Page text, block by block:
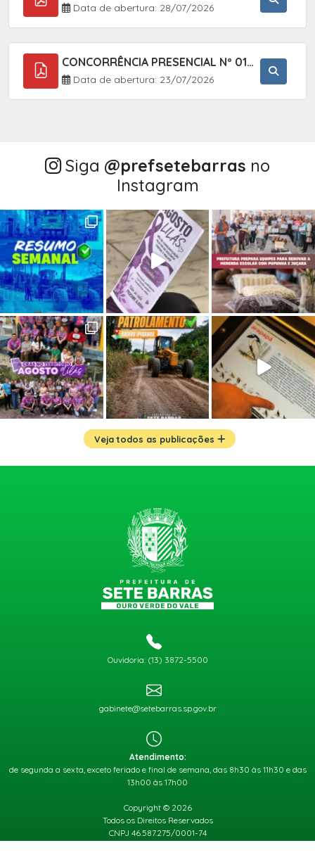
Data de abertura: 28/07/2026
CONCORRÊNCIA PRESENCIAL Nº 018/2026 - PAVIMENTAÇÃO ASFÁLTICA NO BAIRRO VOTUPOCA ? ESTRADA DA RAPOSA, NO MUNICÍPIO DE SETE BARRAS/SP
Data de abertura: 23/07/2026
Siga @‌prefsetebarras no
Instagram
Veja todos as publicações
Ouvidoria: (13) 3872-5500
gabinete@setebarras.sp.gov.br
Atendimento:
de segunda a sexta, exceto feriado e final de semana, das 8h30 às 11h30 e das
13h00 às 17h00
Copyright © 2026
Todos os Direitos Reservados
CNPJ 46.587.275/0001-74